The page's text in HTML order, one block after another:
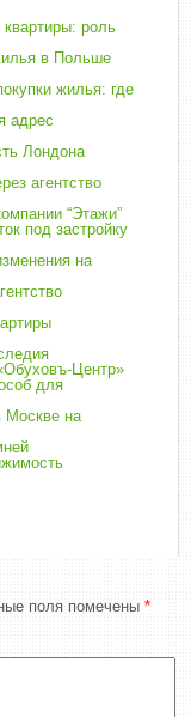
роль
в Польше
жилья: где
адрес
Лондона
агентство
“Этажи”
под застройку
на
Центр»
для
Москве на
поля помечены *